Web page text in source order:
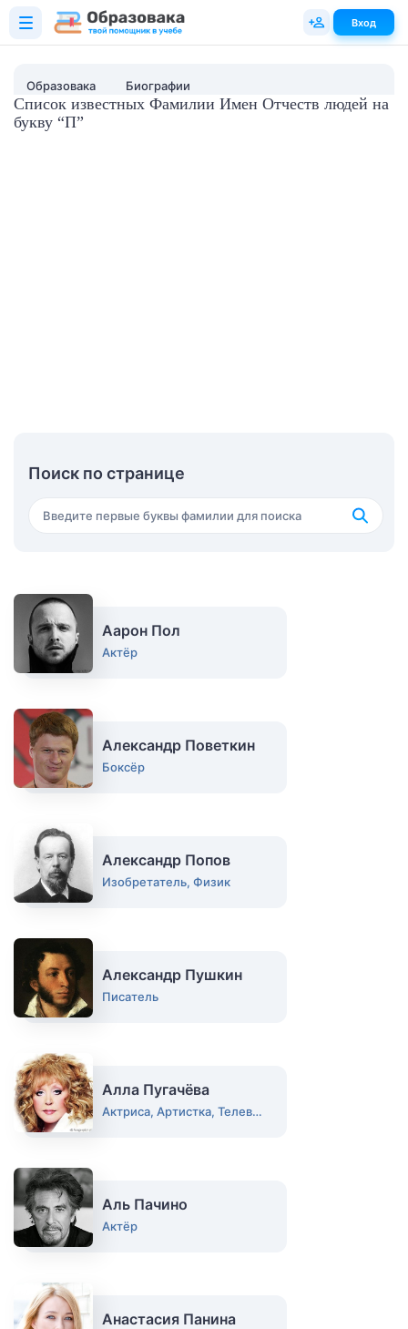
Образовака Биографии
Список известных Фамилии Имен Отчеств людей на
букву “П”
Поиск по странице
Аарон Пол
Актёр
Александр Поветкин
Боксёр
Александр Попов
Изобретатель, Физик
Александр Пушкин
Писатель
Алла Пугачёва
Актриса, Артистка, Телеведущая, Певица
Аль Пачино
Актёр
Анастасия Панина
Вход